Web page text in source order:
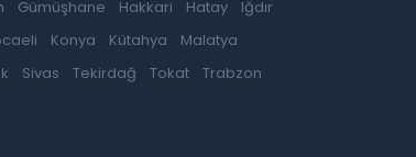
Gümüşhane Hakkari Hatay
Iğdır
Konya Kütahya
Malatya
Sivas Tekirdağ Tokat
Trabzon